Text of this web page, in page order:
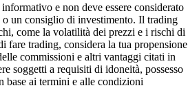
e non deve essere considerato
o un consiglio di investimento. Il trading
come la volatilità dei prezzi e i rischi di
fare trading, considera la tua propensione
commissioni e altri vantaggi citati in
soggetti a requisiti di idoneità, possesso
base ai termini e alle condizioni